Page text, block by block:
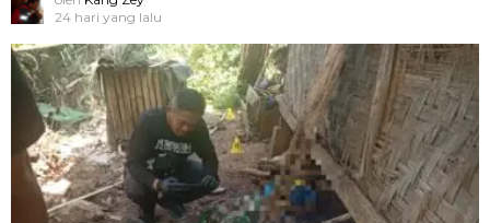
24 hari yang lalu